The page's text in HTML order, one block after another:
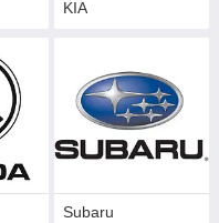
KIA
Subaru